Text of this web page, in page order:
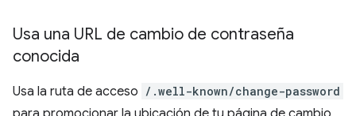
Usa una URL de cambio de contraseña
conocida
Usa la ruta de acceso /.well-known/change-password